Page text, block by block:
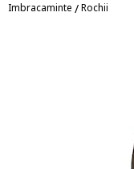
Imbracaminte /Rochii